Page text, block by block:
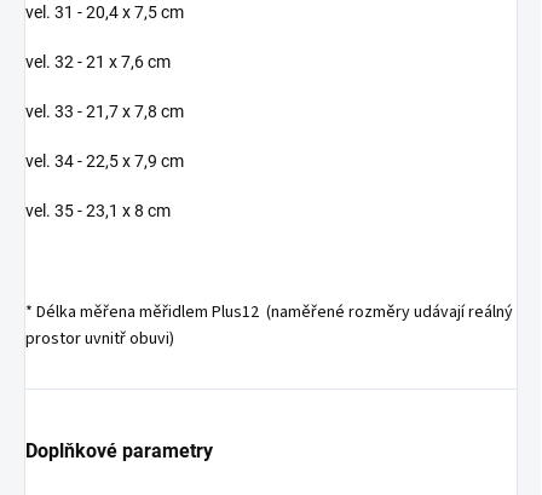
vel. 31 - 20,4 x 7,5 cm
vel. 32 - 21 x 7,6 cm
vel. 33 - 21,7 x 7,8 cm
vel. 34 - 22,5 x 7,9 cm
vel. 35 - 23,1 x 8 cm
* Délka měřena měřidlem Plus12 (naměřené rozměry udávají reálný
prostor uvnitř obuvi)
Doplňkové parametry